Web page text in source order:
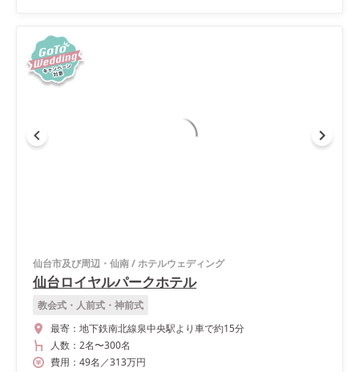
仙台市及び周辺・仙南/ホテルウェディング
仙台ロイヤルパークホテル
教会式・人前式・神前式
最寄： 地下鉄南北線泉中央駅より車で約15分
人数： 2名〜300名
費用： 49名 ／313万円